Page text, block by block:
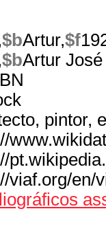
$bArtur,$f
$bArtur
BN
pintor,
viaf.org/en/